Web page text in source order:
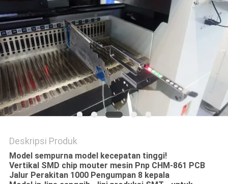
KEBIJAKAN
PRIVASI
Deskripsi Produk
Model sempurna model kecepatan tinggi!
Vertikal SMD chip mouter mesin Pnp CHM-861 PCB
Jalur Perakitan 1000 Pengumpan 8 kepala